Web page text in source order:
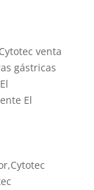
venta
gástricas
El